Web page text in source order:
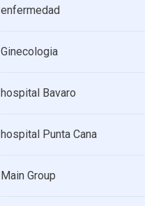
enfermedad
Ginecologia
hospital Bavaro
hospital Punta Cana
Main Group